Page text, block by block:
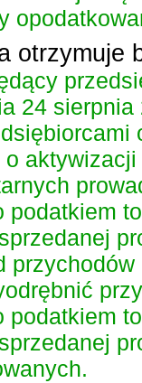
otrzymuje
24
aktywizacji
podatkiem
podatkiem